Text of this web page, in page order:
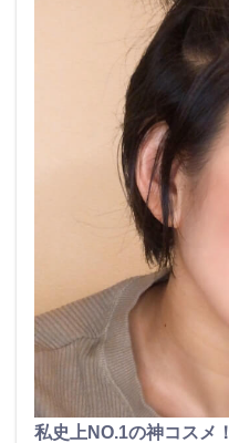
私史上NO.1の神コスメ！